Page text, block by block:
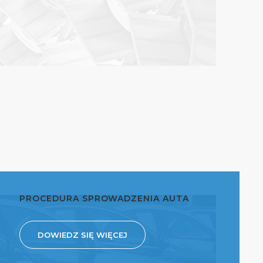
PROCEDURA SPROWADZENIA AUTA
DOWIEDZ SIĘ WIĘCEJ